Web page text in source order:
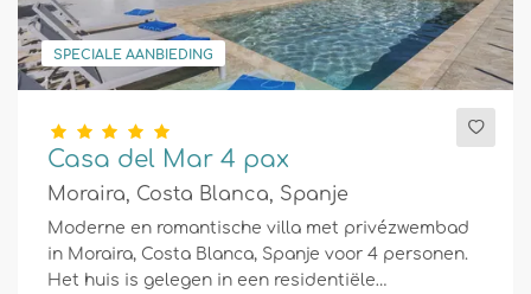
SPECIALE AANBIEDING
Casa del Mar 4 pax
Moraira, Costa Blanca, Spanje
Moderne en romantische villa met privézwembad
in Moraira, Costa Blanca, Spanje voor 4 personen.
Het huis is gelegen in een residentiële